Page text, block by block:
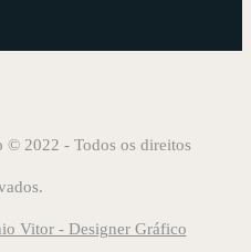
© 2022 - Todos os direitos
Vitor - Designer Gráfico